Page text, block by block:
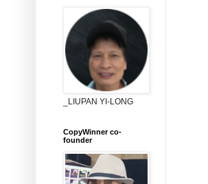
_LIUPAN YI-LONG
CopyWinner co-
founder